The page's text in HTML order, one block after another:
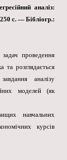
аналіз:
с. — Бібліогр.:
проведення
та розглядається
аналізу
моделей (як
навчальних
курсів